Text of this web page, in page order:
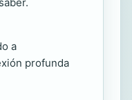
a
profunda